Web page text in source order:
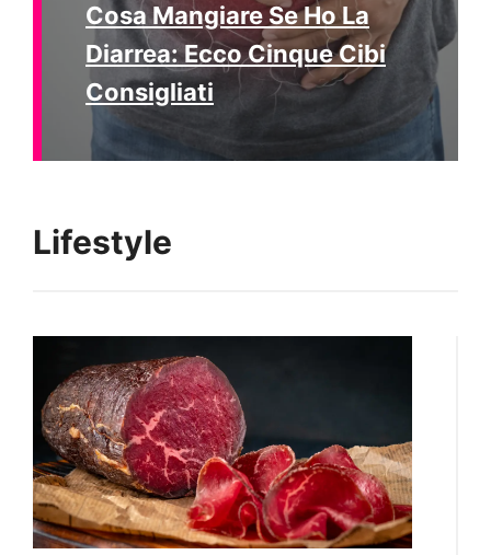
Cosa Mangiare Se Ho La
Diarrea: Ecco Cinque Cibi
Consigliati
Lifestyle